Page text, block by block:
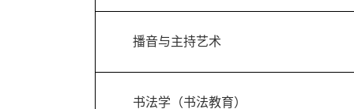
播音与主持艺术
书法学（书法教育）